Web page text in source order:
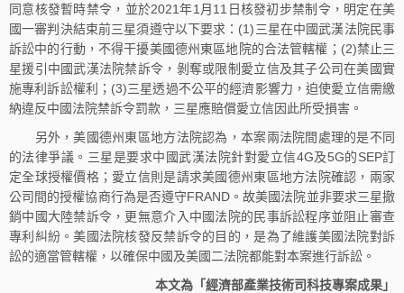
同意核發暫時禁令，並於2021年1月11日核發初步禁制令，明定在美
國一審判決結束前三星須遵守以下要求：(1)三星在中國武漢法院民事
訴訟中的行動，不得干擾美國德州東區地院的合法管轄權；(2)禁止三
星援引中國武漢法院禁訴令，剝奪或限制愛立信及其子公司在美國實
施專利訴訟權利；(3)三星透過不公平的經濟影響力，迫使愛立信需繳
納違反中國法院禁訴令罰款，三星應賠償愛立信因此所受損害。
另外，美國德州東區地方法院認為，本案兩法院間處理的是不同
的法律爭議。三星是要求中國武漢法院針對愛立信4G及5G的SEP訂
定全球授權價格；愛立信則是請求美國德州東區地方法院確認，兩家
公司間的授權協商行為是否遵守FRAND。故美國法院並非要求三星撤
銷中國大陸禁訴令，更無意介入中國法院的民事訴訟程序並阻止審查
專利糾紛。美國法院核發反禁訴令的目的，是為了維護美國法院對訴
訟的適當管轄權，以確保中國及美國二法院都能對本案進行訴訟。
本文為「經濟部產業技術司科技專案成果」